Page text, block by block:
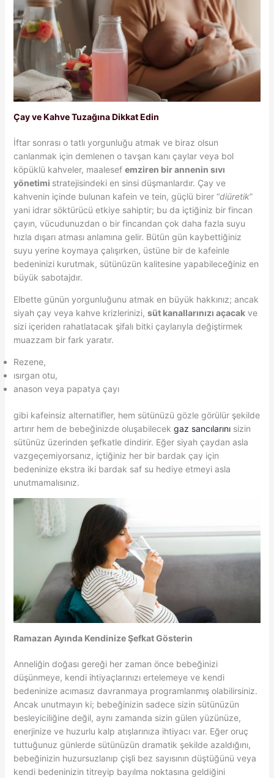
Çay ve Kahve Tuzağına Dikkat Edin
İftar sonrası o tatlı yorgunluğu atmak ve biraz olsun
canlanmak için demlenen o tavşan kanı çaylar veya bol
köpüklü kahveler, maalesef emziren bir annenin sıvı
yönetimi stratejisindeki en sinsi düşmanlardır. Çay ve
kahvenin içinde bulunan kafein ve tein, güçlü birer “diüretik”
yani idrar söktürücü etkiye sahiptir; bu da içtiğiniz bir fincan
çayın, vücudunuzdan o bir fincandan çok daha fazla suyu
hızla dışarı atması anlamına gelir. Bütün gün kaybettiğiniz
suyu yerine koymaya çalışırken, üstüne bir de kafeinle
bedeninizi kurutmak, sütünüzün kalitesine yapabileceğiniz en
büyük sabotajdır.
Elbette günün yorgunluğunu atmak en büyük hakkınız; ancak
siyah çay veya kahve krizlerinizi, süt kanallarınızı açacakve
sizi içeriden rahatlatacak şifalı bitki çaylarıyla değiştirmek
muazzam bir fark yaratır.
Rezene,
ısırgan otu,
anason veya papatya çayı
gibi kafeinsiz alternatifler, hem sütünüzü gözle görülür şekilde
artırır hem de bebeğinizde oluşabilecek gaz sancılarını sizin
sütünüz üzerinden şefkatle dindirir. Eğer siyah çaydan asla
vazgeçemiyorsanız, içtiğiniz her bir bardak çay için
bedeninize ekstra iki bardak saf su hediye etmeyi asla
unutmamalısınız.
Ramazan Ayında Kendinize Şefkat Gösterin
Anneliğin doğası gereği her zaman önce bebeğinizi
düşünmeye, kendi ihtiyaçlarınızı ertelemeye ve kendi
bedeninize acımasız davranmaya programlanmış olabilirsiniz.
Ancak unutmayın ki; bebeğinizin sadece sizin sütünüzün
besleyiciliğine değil, aynı zamanda sizin gülen yüzünüze,
enerjinize ve huzurlu kalp atışlarınıza ihtiyacı var. Eğer oruç
tuttuğunuz günlerde sütünüzün dramatik şekilde azaldığını,
bebeğinizin huzursuzlanıp çişli bez sayısının düştüğünü veya
kendi bedeninizin titreyip bayılma noktasına geldiğini